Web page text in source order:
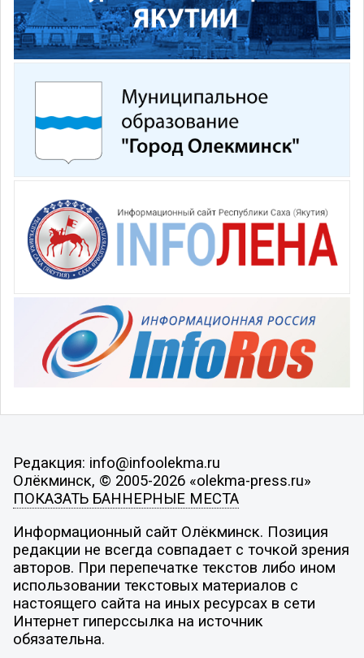
Редакция: info@infoolekma.ru
Олёкминск, © 2005-2026 «olekma-press.ru»
ПОКАЗАТЬ БАННЕРНЫЕ МЕСТА
Информационный сайт Олёкминск. Позиция
редакции не всегда совпадает с точкой зрения
авторов. При перепечатке текстов либо ином
использовании текстовых материалов с
настоящего сайта на иных ресурсах в сети
Интернет гиперссылка на источник
обязательна.